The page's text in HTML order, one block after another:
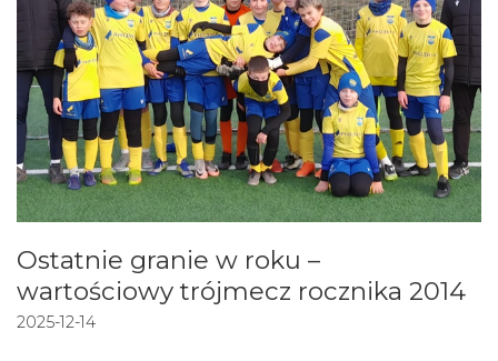
Ostatnie granie w roku –
wartościowy trójmecz rocznika 2014
2025-12-14